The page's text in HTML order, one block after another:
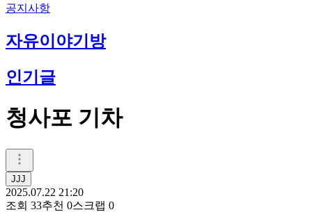
공지사항
자유이야기방
인기글
청사포 기차
JJJ
2025.07.22 21:20
조회 33추천 0스크랩 0